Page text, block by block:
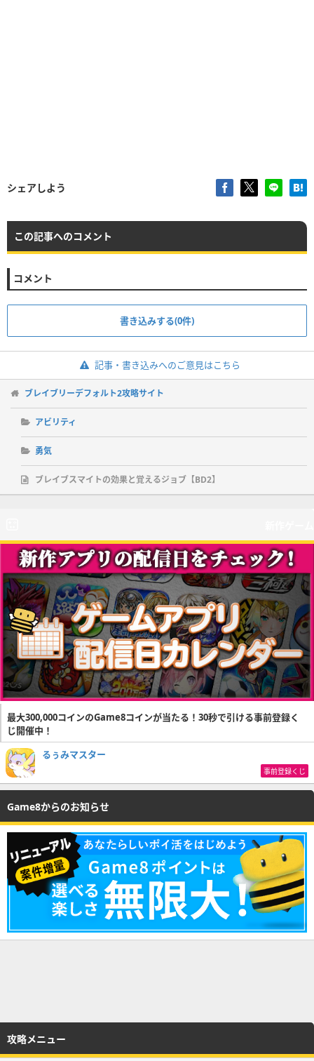
シェアしよう
この記事へのコメント
コメント
書き込みする(0件)
記事・書き込みへのご意見はこちら
ブレイブリーデフォルト2攻略サイト
アビリティ
勇気
ブレイブスマイトの効果と覚えるジョブ【BD2】
最大300,000コインのGame8コインが当たる！30秒で引ける事前登録く
じ開催中！
るぅみマスター
事前登録くじ
Game8からのお知らせ
攻略メニュー